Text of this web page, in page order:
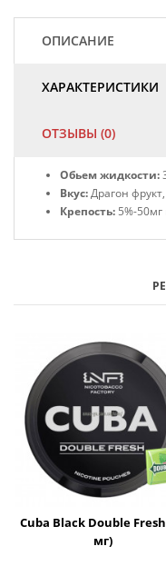
ОПИСАНИЕ
ХАРАКТЕРИСТИКИ
ОТЗЫВЫ (0)
Обьем жидкости:
Вкус:Драгон
Крепость: 5%-
Cuba Black Double
мг)